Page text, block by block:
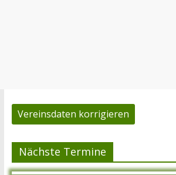
Vereinsdaten korrigieren
Nächste Termine